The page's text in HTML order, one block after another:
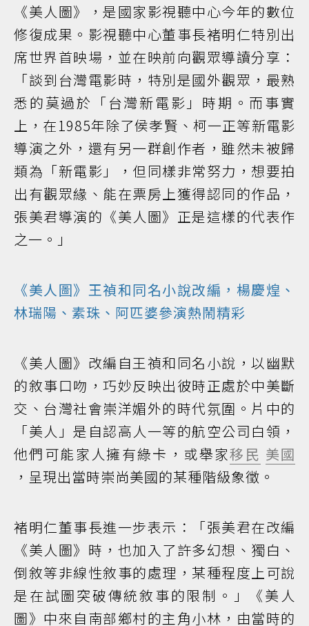
《美人圖》，是國家影視聽中心今年的數位
修復成果。影視聽中心董事長褚明仁特別出
席世界首映場，並在映前向觀眾導讀分享：
「談到台灣電影時，特別是國外觀眾，最熟
悉的莫過於「台灣新電影」時期。而事實
上，在1985年除了侯孝賢、柯一正等新電影
導演之外，還有另一群創作者，雖然未被歸
類為「新電影」，但同樣非常努力，想要拍
出有觀眾緣、能在票房上獲得認同的作品，
張美君導演的《美人圖》正是這樣的代表作
之一。」
《美人圖》王禎和同名小說改編，楊慶煌、
林瑞陽、素珠、阿匹婆參演熱鬧精彩
《美人圖》改編自王禎和同名小說，以幽默
的敘事口吻，巧妙反映出彼時正處於中美斷
交、台灣社會崇洋媚外的時代氛圍。片中的
「美人」是自認高人一等的航空公司白領，
他們可能家人擁有綠卡，或舉家移民 美國
，呈現出當時崇尚美國的某種階級象徵。
褚明仁董事長進一步表示：「張美君在改編
《美人圖》時，也加入了許多幻想、獨白、
倒敘等非線性敘事的處理，某種程度上可說
是在試圖突破傳統敘事的限制。」《美人
圖》中來自南部鄉村的主角小林，由當時的